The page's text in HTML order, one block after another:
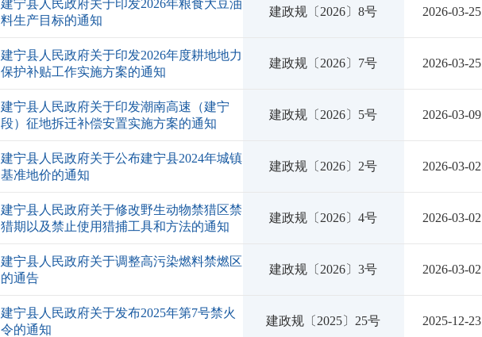
建宁县人民政府关于印发2026年粮食大豆油
料生产目标的通知
建政规〔2026〕8号 2026-03-25
建宁县人民政府关于印发2026年度耕地地力
保护补贴工作实施方案的通知
建政规〔2026〕7号 2026-03-25
建宁县人民政府关于印发潮南高速（建宁
段）征地拆迁补偿安置实施方案的通知
建政规〔2026〕5号 2026-03-09
建宁县人民政府关于公布建宁县2024年城镇
基准地价的通知
建政规〔2026〕2号 2026-03-02
建宁县人民政府关于修改野生动物禁猎区禁
猎期以及禁止使用猎捕工具和方法的通知
建政规〔2026〕4号 2026-03-02
建宁县人民政府关于调整高污染燃料禁燃区
的通告
建政规〔2026〕3号 2026-03-02
建宁县人民政府关于发布2025年第7号禁火
令的通知
建政规〔2025〕25号 2025-12-23